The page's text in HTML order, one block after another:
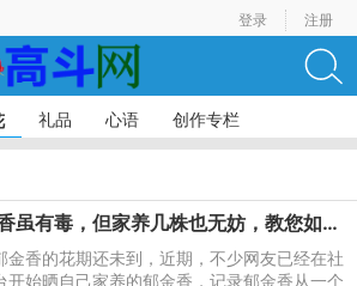
登录 注册
礼品 心语 创作专栏
郁金香虽有毒，但家养几株也无妨，教您如何水养
金香的花期还未到，近期，不少网友已经在社
开始晒自己家养的郁金香，记录郁金香从一个